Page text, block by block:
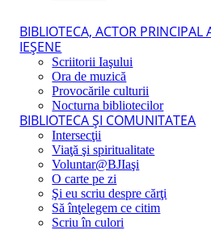
BIBLIOTECA, ACTOR PRINCIPAL
IEŞENE
Scriitorii Iaşului
Ora de muzică
Provocările culturii
Nocturna bibliotecilor
BIBLIOTECA ŞI COMUNITATEA
Intersecţii
Viaţă şi spiritualitate
Voluntar@BJIaşi
O carte pe zi
Şi eu scriu despre cărţi
Să înţelegem ce citim
Scriu în culori